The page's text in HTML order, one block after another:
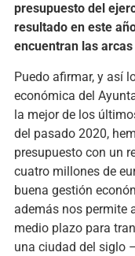
presupuesto del
resultado en este
encuentran las
Puedo afirmar, y así
económica del
la mejor de los
del pasado 2020,
presupuesto con un
cuatro millones de
buena gestión
además nos permite
medio plazo para
una ciudad del siglo